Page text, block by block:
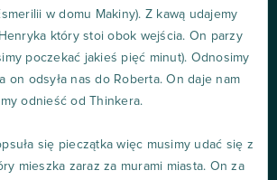
w domu Makiny). Z kawą udajemy
który stoi obok wejścia. On parzy
poczekać jakieś pięć minut). Odnosimy
on odsyła nas do Roberta. On daje nam
odnieść od Thinkera.
się pieczątka więc musimy udać się z
mieszka zaraz za murami miasta. On za